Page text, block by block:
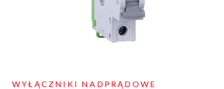
WYŁĄCZNIKI NADPRĄDOWE